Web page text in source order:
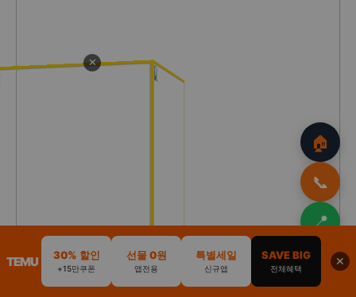
🏠
📞
📍
🏠 🚗
리무진 웨딩카
🏕️
캠핑카
📢
광고
✕
TEMU 30% 할인
+15만쿠폰
선물 0원
앱전용
특별세일
신규앱
SAVE BIG
전체혜택
✕